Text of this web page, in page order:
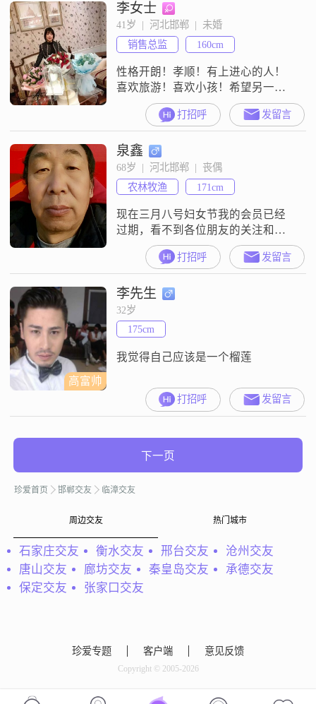
李女士
41岁  |  河北邯郸  |  未婚
销售总监
160cm
性格开朗！孝顺！有上进心的人！
喜欢旅游！喜欢小孩！希望另一半
满眼都是自己！两人可以白头到
打招呼 发留言
泉鑫
68岁  |  河北邯郸  |  丧偶
农林牧渔
171cm
现在三月八号妇女节我的会员已经
过期，看不到各位朋友的关注和信
息了，收如果需要了解了解可在
《幸福天使单身相亲群》里找到
我，群名（浩鑫）。谢谢各位朋友
的关注和信息。我是五八年一月
生，和身份证稍有点不付，身高
171，身型一般，高中，没有固定工
作，有一男孩一女孩都已成家了，
自己在老家住（农家院），性格诚
打招呼 发留言
高富帅
李先生
32岁
175cm
我觉得自己应该是一个榴莲
打招呼 发留言
下一页
珍爱首页 邯郸交友 临漳交友
周边交友 热门城市
石家庄交友 衡水交友 邢台交友
沧州交友
唐山交友
廊坊交友 秦皇岛交友
承德交友
保定交友
张家口交友
珍爱专题 客户端 意见反馈
Copyright © 2005-2026